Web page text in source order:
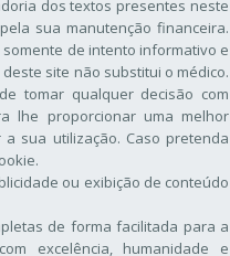
dos textos presentes neste
sua manutenção financeira.
de intento informativo e
site não substitui o médico.
tomar qualquer decisão com
lhe proporcionar uma melhor
sua utilização. Caso pretenda
.
ou exibição de conteúdo
de forma facilitada para a
excelência, humanidade e